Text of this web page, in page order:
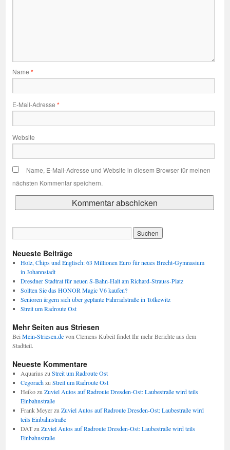
Name *
E-Mail-Adresse *
Website
Name, E-Mail-Adresse und Website in diesem Browser für meinen
nächsten Kommentar speichern.
Neueste Beiträge
Holz, Chips und Englisch: 63 Millionen Euro für neues Brecht-Gymnasium
in Johannstadt
Dresdner Stadtrat für neuen S-Bahn-Halt am Richard-Strauss-Platz
Sollten Sie das HONOR Magic V6 kaufen?
Senioren ärgern sich über geplante Fahrradstraße in Tolkewitz
Streit um Radroute Ost
Mehr Seiten aus Striesen
Bei Mein-Striesen.devon Clemens Kubeil findet Ihr mehr Berichte aus dem
Stadtteil.
Neueste Kommentare
Aquarius zu Streit um Radroute Ost
Cegorachzu Streit um Radroute Ost
Heikozu Zuviel Autos auf Radroute Dresden-Ost: Laubestraße wird teils
Einbahnstraße
Frank Meyerzu Zuviel Autos auf Radroute Dresden-Ost: Laubestraße wird
teils Einbahnstraße
DATzu Zuviel Autos auf Radroute Dresden-Ost: Laubestraße wird teils
Einbahnstraße